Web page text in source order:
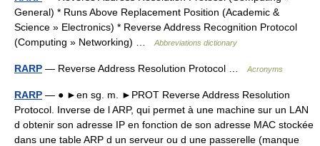
General) * Runs Above Replacement Position (Academic &
Science » Electronics) * Reverse Address Recognition Protocol
(Computing » Networking) …
Abbreviations dictionary
RARP — Reverse Address Resolution Protocol … Acronyms
RARP — ● ►en sg. m. ►PROT Reverse Address Resolution
Protocol. Inverse de l ARP, qui permet à une machine sur un LAN
d obtenir son adresse IP en fonction de son adresse MAC stockée
dans une table ARP d un serveur ou d une passerelle (manque